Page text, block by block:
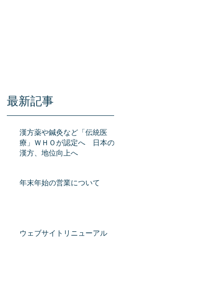
最新記事
漢方薬や鍼灸など「伝統医
療」ＷＨＯが認定へ 日本の
漢方、地位向上へ
年末年始の営業について
ウェブサイトリニューアル